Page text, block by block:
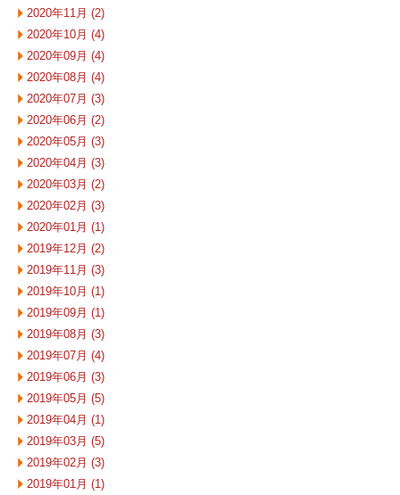
2020年11月 (2)
2020年10月 (4)
2020年09月 (4)
2020年08月 (4)
2020年07月 (3)
2020年06月 (2)
2020年05月 (3)
2020年04月 (3)
2020年03月 (2)
2020年02月 (3)
2020年01月 (1)
2019年12月 (2)
2019年11月 (3)
2019年10月 (1)
2019年09月 (1)
2019年08月 (3)
2019年07月 (4)
2019年06月 (3)
2019年05月 (5)
2019年04月 (1)
2019年03月 (5)
2019年02月 (3)
2019年01月 (1)